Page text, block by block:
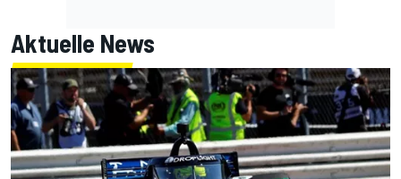
Aktuelle News